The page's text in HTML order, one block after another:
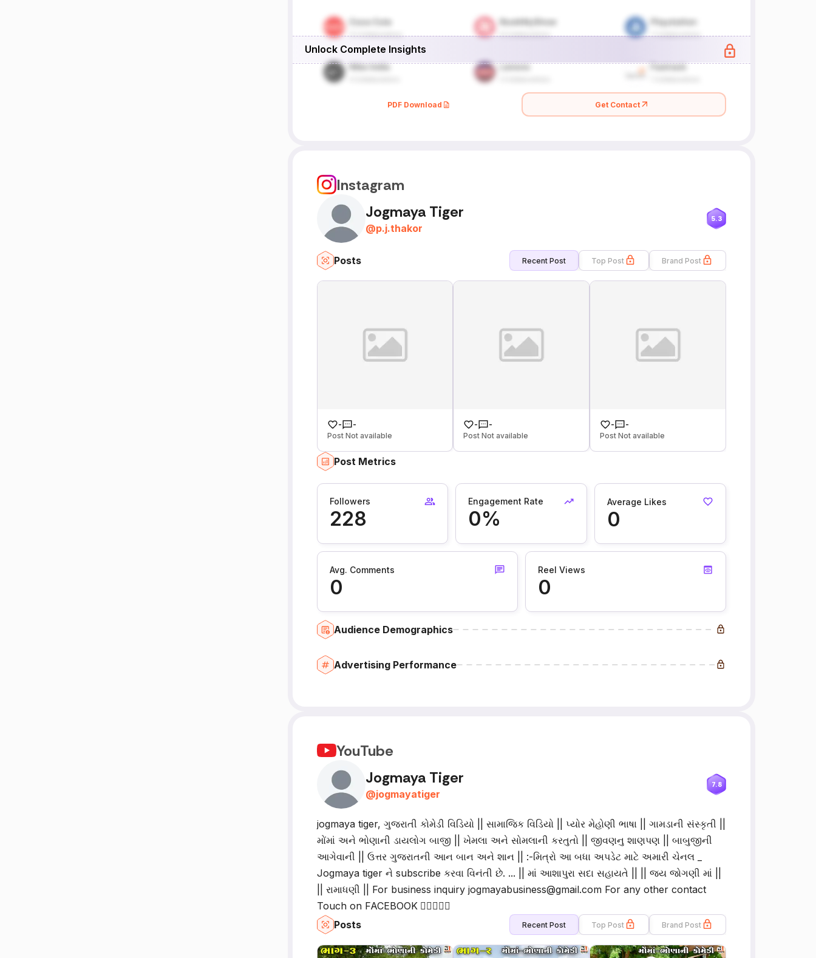
Unlock Complete Insights
PDF Download Get Contact
Instagram
Jogmaya Tiger
@p.j.thakor
5.3
Posts Recent Post Top Post Brand Post
-
-
Post Not available
-
-
Post Not available
-
-
Post Not available
Post Metrics
Followers
228
Engagement Rate
0%
Average Likes
0
Avg. Comments
0
Reel Views
0
Audience Demographics
Advertising Performance
YouTube
Jogmaya Tiger
@jogmayatiger
7.8
jogmaya tiger, ગુજરાતી કોમેડી વિડિયો || સામાજિક વિડિયો || પ્યોર મેહોણી ભાષા || ગામડાની સંસ્કૃતી ||
મોંમાં અને ભોણાની ડાયલોગ બાજી || ખેમલા અને સોમલાની કરતુતો || જીવણનુ શાણપણ || બાબુજીની
આગેવાની || ઉત્તર ગુજરાતની આન બાન અને શાન || :-મિત્રો આ બધા અપડેટ માટે અમારી ચેનલ _
Jogmaya tiger ને subscribe કરવા વિનંતી છે. ... || માં આશાપુરા સદા સહાયતે || || જય જોગણી માં ||
|| રામાધણી || For business inquiry jogmayabusiness@gmail.com For any other contact
Touch on FACEBOOK 🏼👇🏼👇🏼
Posts
Recent Post Top Post Brand Post